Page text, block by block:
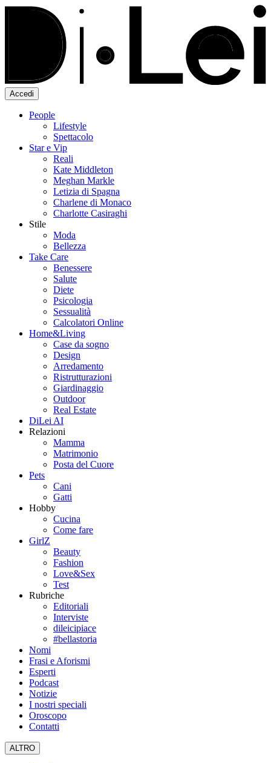
Accedi
People
Lifestyle
Spettacolo
Star e Vip
Reali
Kate Middleton
Meghan Markle
Letizia di Spagna
Charlene di Monaco
Charlotte Casiraghi
Stile
Moda
Bellezza
Take Care
Benessere
Salute
Diete
Psicologia
Sessualità
Calcolatori Online
Home&Living
Case da sogno
Design
Arredamento
Ristrutturazioni
Giardinaggio
Outdoor
Real Estate
DiLei AI
Relazioni
Mamma
Matrimonio
Posta del Cuore
Pets
Cani
Gatti
Hobby
Cucina
Come fare
GirlZ
Beauty
Fashion
Love&Sex
Test
Rubriche
Editoriali
Interviste
dileicipiace
#bellastoria
Nomi
Frasi e Aforismi
Esperti
Podcast
Notizie
I nostri speciali
Oroscopo
Contatti
ALTRO